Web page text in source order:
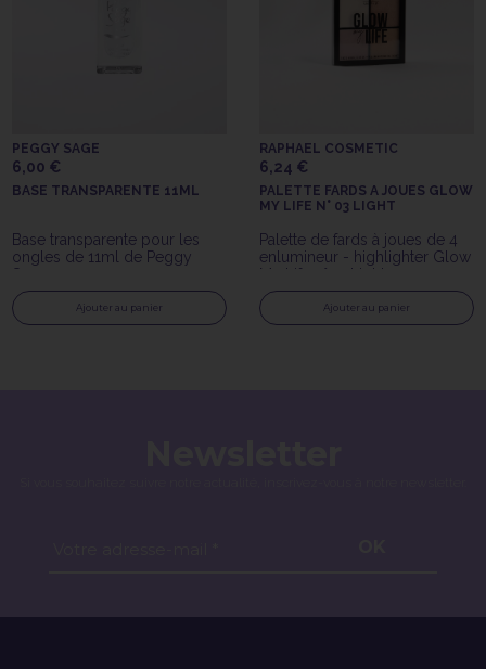
PEGGY SAGE
6,00 €
BASE TRANSPARENTE 11ML
Base transparente pour les
ongles de 11ml de Peggy
Sage
Ajouter au panier
RAPHAEL COSMETIC
6,24 €
PALETTE FARDS A JOUES GLOW
MY LIFE N° 03 LIGHT
Palette de fards à joues de 4
enlumineur - highlighter Glow
My Life n°03 Light
Ajouter au panier